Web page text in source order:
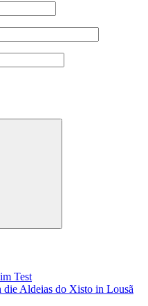
Test
die Aldeias do Xisto in Lousã